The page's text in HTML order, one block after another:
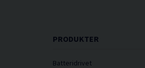
PRODUKTER
Batteridrivet